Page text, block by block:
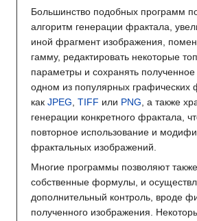
Большинство подобных программ
алгоритм генерации фрактала,
иной фрагмент изображения,
гамму, редактировать некоторые
параметры и сохранять
одном из популярных графических
как JPEG, TIFF или PNG, а также
генерации конкретного фрактала,
повторное использование и
фрактальных изображений.
Многие программы позволяют
собственные формулы, и
дополнительный контроль, вроде
полученного изображения.